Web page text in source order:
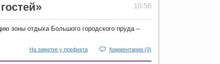
16:56
зоны отдыха Большого городского пруда –
На заметке у префекта Комментарии (0)